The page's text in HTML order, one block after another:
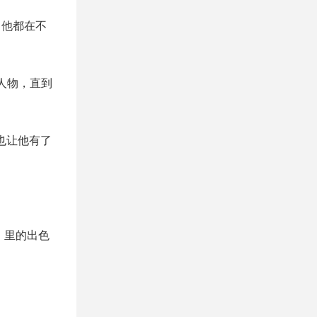
都在不
物，直到
让他有了
里的出色